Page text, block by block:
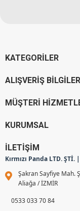
KATEGORİLER
ALIŞVERİŞ
MÜŞTERİ
KURUMSAL
İLETİŞİM
Kırmızı Panda LTD.
Şakran Sayfiye Mah.
Aliağa / İZMİR
0533 033 70 84